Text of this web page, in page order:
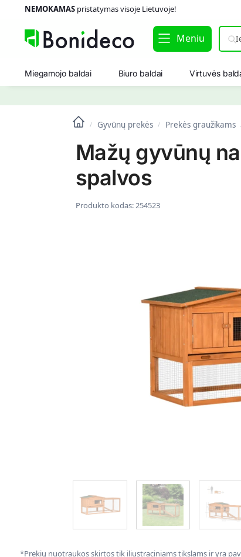
NEMOKAMASpristatymas visoje Lietuvoje!
Meniu
Miegamojo baldai Biuro baldai Virtuvės
/ Gyvūnų prekės / Prekės graužikams
Mažų gyvūnų
spalvos
Produkto kodas:254523
*Prekių nuotraukos skirtos tik iliustraciniams tikslams ir yra